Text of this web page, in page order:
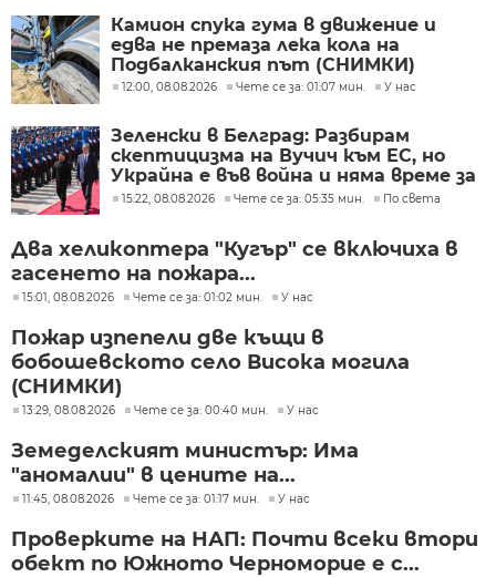
Камион спука гума в движение и
едва не премаза лека кола на
Подбалканския път (СНИМКИ)
12:00, 08.08.2026 Чете се за: 01:07 мин. У нас
Зеленски в Белград: Разбирам
скептицизма на Вучич към ЕС, но
Украйна е във война и няма време за
скептицизъм
15:22, 08.08.2026 Чете се за: 05:35 мин. По света
Два хеликоптера "Кугър" се включиха в
гасенето на пожара...
15:01, 08.08.2026 Чете се за: 01:02 мин. У нас
Пожар изпепели две къщи в
бобошевското село Висока могила
(СНИМКИ)
13:29, 08.08.2026 Чете се за: 00:40 мин. У нас
Земеделският министър: Има
"аномалии" в цените на...
11:45, 08.08.2026 Чете се за: 01:17 мин. У нас
Проверките на НАП: Почти всеки втори
обект по Южното Черноморие е с...